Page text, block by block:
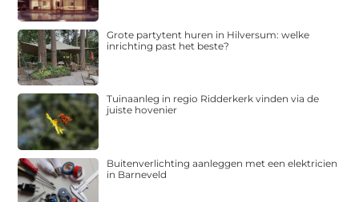
Grote partytent huren in Hilversum: welke
inrichting past het beste?
Tuinaanleg in regio Ridderkerk vinden via de
juiste hovenier
Buitenverlichting aanleggen met een elektricien
in Barneveld